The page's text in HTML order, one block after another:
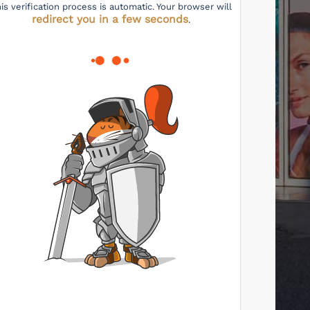
verification process is automatic. Your browser will
redirect you in a few seconds.